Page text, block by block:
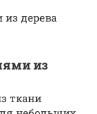
дерева
из
ткани